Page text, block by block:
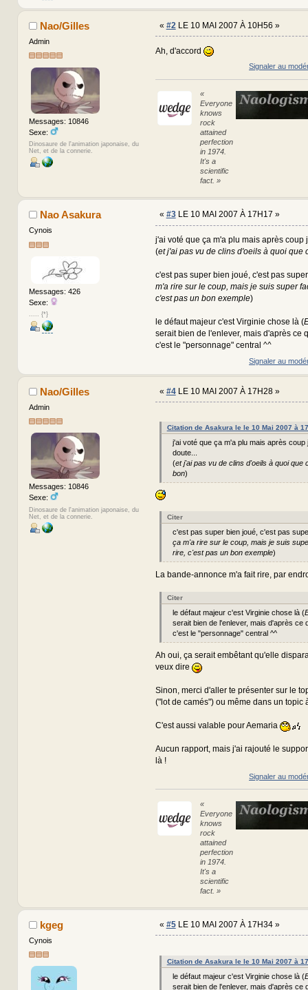
Nao/Gilles
Admin
Messages: 10846
Sexe:
Dinosaure de l'animation japonaise, du
Net, et de la connerie.
« #2LE 10 MAI 2007 À 10H56 »
Ah, d'accord
Signaler au
«
Everyone
knows
rock
attained
perfection
in 1974.
It's a
scientific
fact. »
Nao Asakura
Cynois
Messages: 426
Sexe:
..... {*}
« #3LE 10 MAI 2007 À 17H17 »
j'ai voté que ça m'a plu mais après coup
(et j'ai pas vu de clins d'oeils à quoi que
c'est pas super bien joué, c'est pas
m'a rire sur le coup, mais je suis super
c'est pas un bon exemple)
le défaut majeur c'est Virginie chose là (
serait bien de l'enlever, mais d'après ce
c'est le "personnage" central ^^
Signaler au
Nao/Gilles
Admin
Messages: 10846
Sexe:
Dinosaure de l'animation japonaise, du
Net, et de la connerie.
« #4LE 10 MAI 2007 À 17H28 »
Citation de Asakura le le 10 Mai 2007 à
j'ai voté que ça m'a plu mais après coup
doute...
(et j'ai pas vu de clins d'oeils à quoi que
bon)
Citer
c'est pas super bien joué, c'est pas
ça m'a rire sur le coup, mais je suis
rire, c'est pas un bon exemple)
La bande-annonce m'a fait rire, par
Citer
le défaut majeur c'est Virginie chose là (
serait bien de l'enlever, mais d'après ce
c'est le "personnage" central ^^
Ah oui, ça serait embêtant qu'elle
veux dire
Sinon, merci d'aller te présenter sur le
("lot de camés") ou même dans un topic
C'est aussi valable pour Aemaria
Aucun rapport, mais j'ai rajouté le
là !
Signaler au
«
Everyone
knows
rock
attained
perfection
in 1974.
It's a
scientific
fact. »
kgeg
Cynois
« #5LE 10 MAI 2007 À 17H34 »
Citation de Asakura le le 10 Mai 2007 à
le défaut majeur c'est Virginie chose là (
serait bien de l'enlever, mais d'après ce